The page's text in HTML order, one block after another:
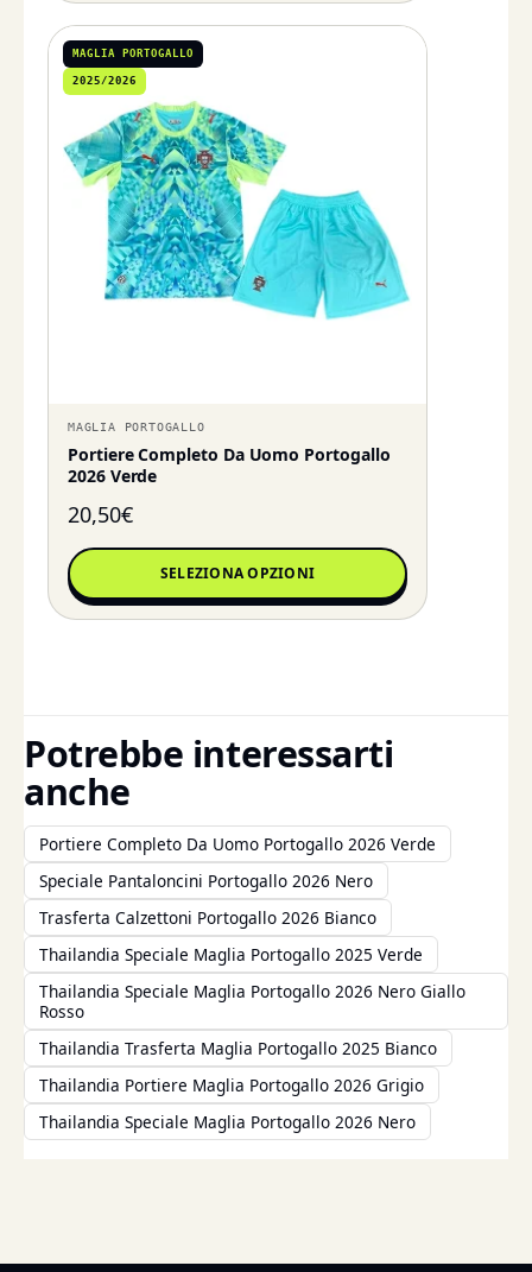
MAGLIA PORTOGALLO
2025/2026
MAGLIA PORTOGALLO
Portiere Completo Da Uomo Portogallo
2026 Verde
20,50€
SELEZIONA OPZIONI
Potrebbe interessarti
anche
Portiere Completo Da Uomo Portogallo 2026 Verde
Speciale Pantaloncini Portogallo 2026 Nero
Trasferta Calzettoni Portogallo 2026 Bianco
Thailandia Speciale Maglia Portogallo 2025 Verde
Thailandia Speciale Maglia Portogallo 2026 Nero Giallo
Rosso
Thailandia Trasferta Maglia Portogallo 2025 Bianco
Thailandia Portiere Maglia Portogallo 2026 Grigio
Thailandia Speciale Maglia Portogallo 2026 Nero